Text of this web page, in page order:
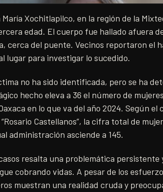
Xochitlapilco, en la región de la
edad. El cuerpo fue hallado afuera
cerca del puente. Vecinos reportaron el
lugar para investigar lo sucedido.
no ha sido identificada, pero se ha
hecho eleva a 36 el número de
en lo que va del año 2024. Según
Castellanos”, la cifra total de
administración asciende a 145.
resalta una problemática persistente
cobrando vidas. A pesar de los
muestran una realidad cruda y